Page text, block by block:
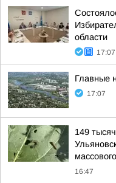
области
17:07
Главные
17:07
149
16:47